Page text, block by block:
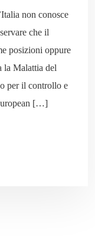
non conosce
che il
posizioni oppure
la Malattia del
per il controllo e
[…]